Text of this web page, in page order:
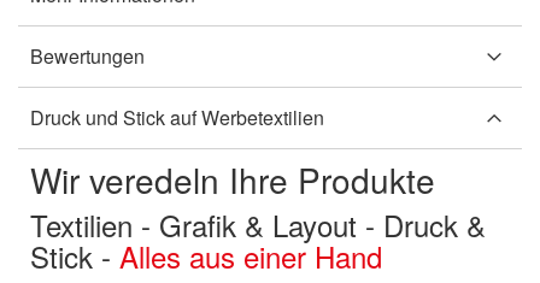
Bewertungen
Druck und Stick auf Werbetextilien
Wir veredeln Ihre Produkte
Textilien - Grafik & Layout - Druck &
Stick - Alles aus einer Hand